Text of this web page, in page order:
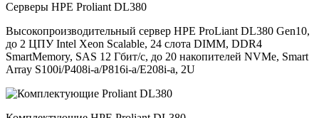
Серверы НРE Prоliаnt DL380
Высокопроизводительный сервер HPE ProLiant DL380 Gen10,
до 2 ЦПУ Intel Xeon Scalable, 24 слота DIMM, DDR4
SmartMemory, SAS 12 Гбит/с, до 20 накопителей NVMe, Smart
Array S100i/P408i-a/P816i-a/E208i-a, 2U